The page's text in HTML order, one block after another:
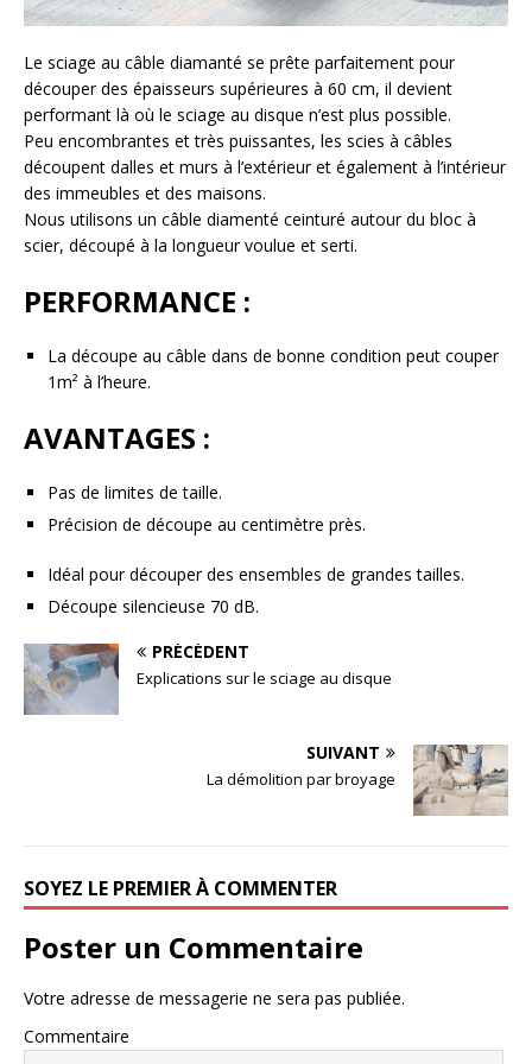
Le sciage au câble diamanté se prête parfaitement pour
découper des épaisseurs supérieures à 60 cm, il devient
performant là où le sciage au disque n’est plus possible.
Peu encombrantes et très puissantes, les scies à câbles
découpent dalles et murs à l’extérieur et également à l’intérieur
des immeubles et des maisons.
Nous utilisons un câble diamenté ceinturé autour du bloc à
scier, découpé à la longueur voulue et serti.
PERFORMANCE :
La découpe au câble dans de bonne condition peut couper
1m² à l’heure.
AVANTAGES :
Pas de limites de taille.
Précision de découpe au centimètre près.
Idéal pour découper des ensembles de grandes tailles.
Découpe silencieuse 70 dB.
PRÉCÉDENT
Explications sur le sciage au disque
SUIVANT
La démolition par broyage
SOYEZ LE PREMIER À COMMENTER
Poster un Commentaire
Votre adresse de messagerie ne sera pas publiée.
Commentaire